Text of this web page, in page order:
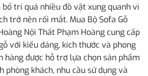
bố trí quá nhiều đồ vật xung quanh vì
trở nên rối mắt. Mua Bộ Sofa Gỗ
Nội Thất Phạm Hoàng cung cấp
với kiểu dáng, kích thước và phong
hàng được hỗ trợ lựa chọn sản phẩm
phòng khách, nhu cầu sử dụng và